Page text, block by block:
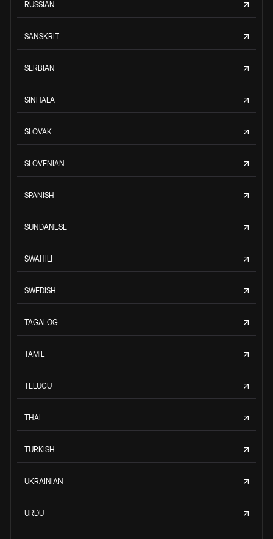
RUSSIAN
SANSKRIT
SERBIAN
SINHALA
SLOVAK
SLOVENIAN
SPANISH
SUNDANESE
SWAHILI
SWEDISH
TAGALOG
TAMIL
TELUGU
THAI
TURKISH
UKRAINIAN
URDU